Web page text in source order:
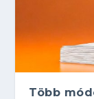
Több